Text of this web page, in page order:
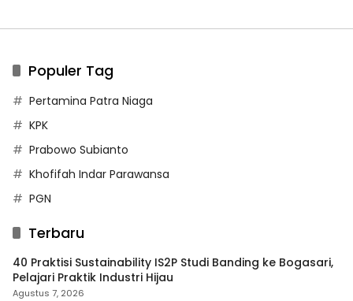
Populer Tag
Pertamina Patra Niaga
KPK
Prabowo Subianto
Khofifah Indar Parawansa
PGN
Terbaru
40 Praktisi Sustainability IS2P Studi Banding ke Bogasari,
Pelajari Praktik Industri Hijau
Agustus 7, 2026